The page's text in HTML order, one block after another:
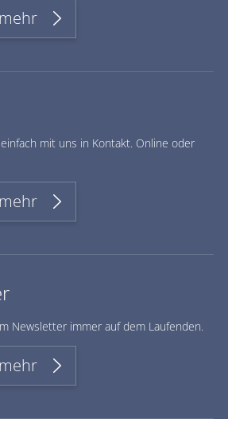
mit uns in Kontakt. Online oder
Newsletter immer auf dem Laufenden.